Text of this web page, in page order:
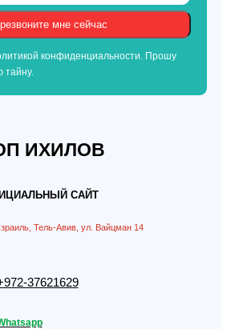
конфиденциальности. Прошу
тайну.
ИХИЛОВ
САЙТ
Тель-Авив, ул. Вайцман 14
37621629